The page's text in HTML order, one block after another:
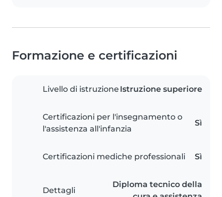
Formazione e certificazioni
Livello di istruzione Istruzione superiore
Certificazioni per l'insegnamento o
l'assistenza all'infanzia
Sì
Certificazioni mediche professionali Sì
Dettagli
Diploma tecnico della